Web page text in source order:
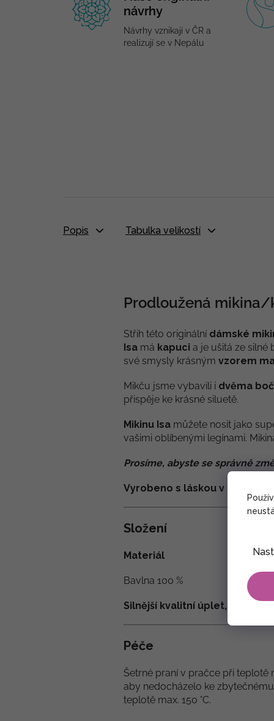
návrhy
Návrhy vznikají v ČR a
realizují se v Nepálu
Popis Tabulka velikostí
Prodloužená mikina/
Střih této originální dámské
Isa má kapuci a je ušitá ze silné
své smysly krásným vzorem
Mikču jsme vybavili i dvěma
přispěje ke krásné siluetě.
Mikinu Isa můžete nosit jako
vašimi oblíbenými legínami.
Prosíme, abyste se správně
Vyrobeno s láskou v Nepálu.
Složení
Materiál
Bavlna 100 %
Silnější kvalitní úplet, tzv.
Péče
Šetrné praní v pračce při teplotě
aby nedocházelo ke
teplotě max. 150 °C.